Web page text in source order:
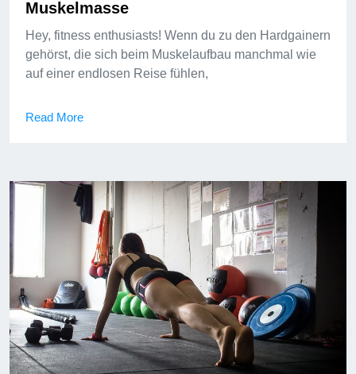
Muskelmasse
Hey, fitness enthusiasts! Wenn du zu den Hardgainern
gehörst, die sich beim Muskelaufbau manchmal wie
auf einer endlosen Reise fühlen,
Read More